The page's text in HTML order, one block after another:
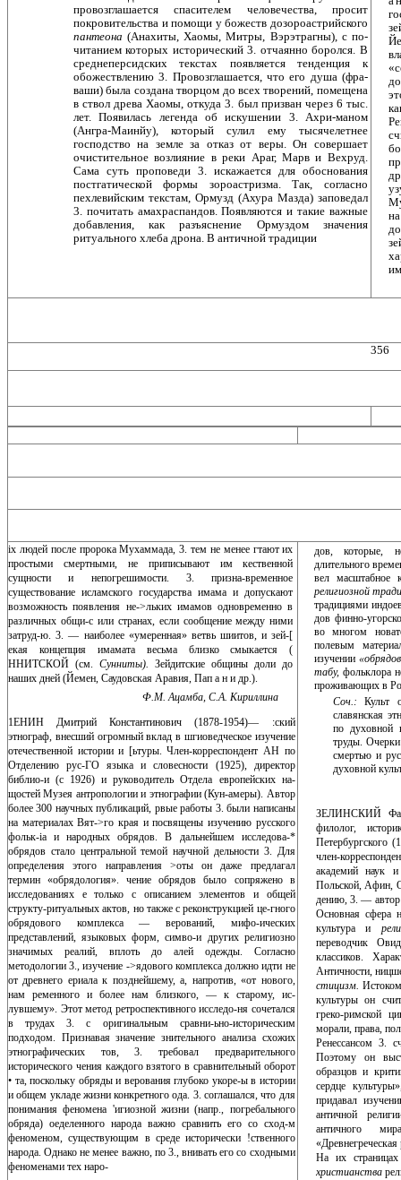
провозглашается спасителем человечества, просит
покровительства и помощи у божеств дозороастрийского
пантеона(Анахиты, Хаомы, Митры, Вэрэтрагны), с по­
читанием которых исторический 3. отчаянно боролся. В
среднеперсидских текстах появляется тенденция к
обожествлению 3. Провозглашается, что его душа (фра-
ваши) была создана творцом до всех творений, поме­щена
в ствол древа Хаомы, откуда 3. был призван через 6 тыс.
лет. Появилась легенда об искушении 3. Ахри-маном
(Ангра-Маинйу), который сулил ему тысячелет­нее
господство на земле за отказ от веры. Он совершает
очистительное возлияние в реки Араг, Марв и Вехруд.
Сама суть проповеди 3. искажается для обоснования
постгатической формы зороастризма. Так, согласно
пехлевийским текстам, Ормузд (Ахура Мазда) запове­дал
3. почитать амахраспандов. Появляются и такие важные
добавления, как разъяснение Ормуздом зна­чения
ритуального хлеба дрона. В античной традиции
356
ix людей после пророка Мухаммада, 3. тем не менее гтают их
простыми смертными, не приписывают им кественной
сущности и непогрешимости. 3. призна-временное
существование исламского государства имама и допускают
возможность появления не->льких имамов одновременно в
различных общи-с или странах, если сообщение между ними
затруд-ю. 3. — наиболее «умеренная» ветвь шиитов, и зей-[
екая концепция имамата весьма близко смыкается (
ННИТСКОЙ (см.Сунниты).Зейдитские общины до­ли до
наших дней (Йемен, Саудовская Аравия, Па­п а н и др.).
Ф.М. Ацамба, С.А. Кириллина
1ЕНИН Дмитрий Константинович (1878-1954)— :ский
этнограф, внесший огромный вклад в шгиоведческое изучение
отечественной истории и [ьтуры. Член-корреспондент АН по
Отделению рус-ГО языка и словесности (1925), директор
библио-и (с 1926) и руководитель Отдела европейских на-
щостей Музея антропологии и этнографии (Кун-амеры). Автор
более 300 научных публикаций, рвые работы 3. были написаны
на материалах Вят->го края и посвящены изучению русского
фольк-ia и народных обрядов. В дальнейшем исследова-*
обрядов стало центральной темой научной дел­ьности 3. Для
определения этого направления >оты он даже предлагал
термин «обрядология». чение обрядов было сопряжено в
исследованиях е только с описанием элементов и общей
структу-ритуальных актов, но также с реконструкцией це-гного
обрядового комплекса — верований, мифо-ических
представлений, языковых форм, симво-и других религиозно
значимых реалий, вплоть до алей одежды. Согласно
методологии 3., изучение ->ядового комплекса должно идти не
от древнего ериала к позднейшему, а, напротив, «от нового,
нам ременного и более нам близкого, — к старому, ис-
лувшему». Этот метод ретроспективного исследо-ня сочетался
в трудах 3. с оригинальным сравни-ьно-историческим
подходом. Признавая значение знительного анализа схожих
этнографических тов, 3. требовал предварительного
исторического чения каждого взятого в сравнительный оборот
• та, поскольку обряды и верования глубоко укоре-ы в истории
и общем укладе жизни конкретного ода. 3. соглашался, что для
понимания феномена 'игиозной жизни (напр., погребального
обряда) оеделенного народа важно сравнить его со сход-м
феноменом, существующим в среде исторически !ственного
народа. Однако не менее важно, по 3., внивать его со сходными
феноменами тех наро-
дов, которые,
длительного
вел масштабное
религиозной
традициями
дов финно-
во многом
полевым
изучении
табу, фольклора
про­живающих в
Соч.:Культ
славянская
по духовной
труды.
смертью и
духовной
ЗЕЛИНСКИЙ
филолог,
Петербургского
член-
академий наук
Польской, Афин,
дению, 3. — автор
Основная сфера
культура и
переводчик
классиков.
Античности,
стицизм.
культуры он
греко-римской
морали, права,
Ренессансом 3.
Поэтому он
образцов и
сердце
придавал
антич­ной
античного
На их
христианства